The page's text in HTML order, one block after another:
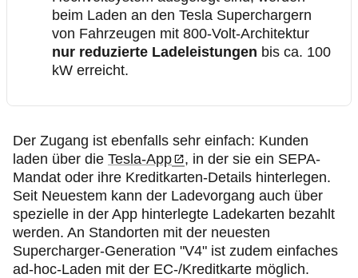
beim Laden an den Tesla Superchargern
von Fahrzeugen mit 800-Volt-Architektur
nur reduzierte Ladeleistungen bis ca. 100
kW erreicht.
Der Zugang ist ebenfalls sehr einfach: Kunden
laden über die Tesla-App
, in der sie ein SEPA-
Mandat oder ihre Kreditkarten-Details hinterlegen.
Seit Neuestem kann der Ladevorgang auch über
spezielle in der App hinterlegte Ladekarten bezahlt
werden. An Standorten mit der neuesten
Supercharger-Generation "V4" ist zudem einfaches
ad-hoc-Laden mit der EC-/Kreditkarte möglich.